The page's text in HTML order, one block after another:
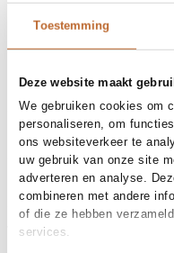
Toestemming
Deze website maakt
We gebruiken cookies om
personaliseren, om
ons websiteverkeer te
uw gebruik van onze site
adverteren en analyse.
combineren met andere
of die ze hebben
services.
Materiaal en verzorging
Fabric
Materiaal
Reiniging
Maat en pasvorm
Maatadvies
Maat model
Productdetails
Merk
Merk-artikelnummer
Verzenden en retour